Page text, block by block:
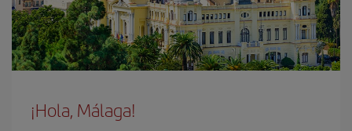
¡Hola, Málaga!